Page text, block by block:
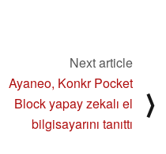
Next article
Ayaneo, Konkr Pocket
Block yapay zekalı el
bilgisayarını tanıttı
⟩